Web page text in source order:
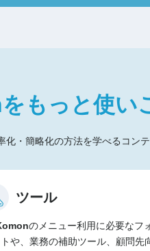
をもっと使い
化・簡略化の方法を学べるコン
ツール
のメニュー利用に必要なフ
や、業務の補助ツール、顧問先